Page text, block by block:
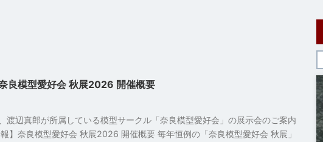
良模型愛好会 秋展2026 開催概要
渡辺真郎が所属している模型サークル「奈良模型愛好会」の展示会のご案内
】奈良模型愛好会 秋展2026 開催概要 毎年恒例の「奈良模型愛好会 秋展」